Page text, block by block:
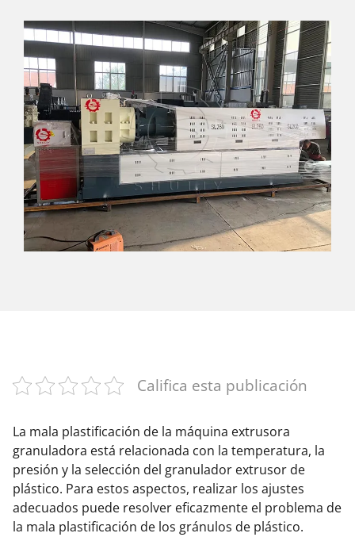
Califica esta publicación
La mala plastificación de la máquina extrusora
granuladora está relacionada con la temperatura, la
presión y la selección del granulador extrusor de
plástico. Para estos aspectos, realizar los ajustes
adecuados puede resolver eficazmente el problema de
la mala plastificación de los gránulos de plástico.